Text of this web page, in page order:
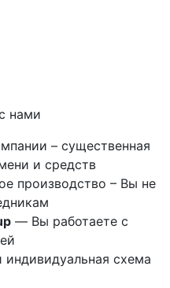
нами
– существенная
и средств
производство – Вы не
— Вы работаете с
индивидуальная схема